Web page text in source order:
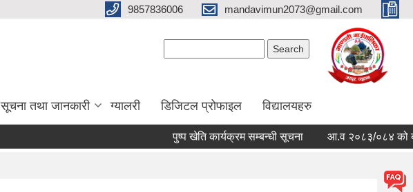
9857836006 mandavimun2073@gmail.com
सूचना तथा जानकारी ग्यालरी डिजिटल प्रोफाइल विद्यालयहरु
पुष्प खेति कार्यक्रम सम्बन्धी सूचना आ.व २०८३/०८४ को बार्षिक